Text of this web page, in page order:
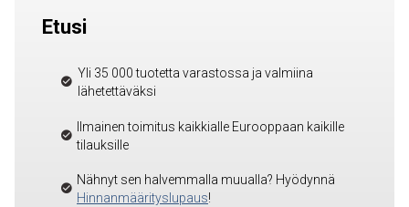
Etusi
Yli 35 000 tuotetta varastossa ja valmiina
lähetettäväksi
Ilmainen toimitus kaikkialle Eurooppaan kaikille
tilauksille
Nähnyt sen halvemmalla muualla? Hyödynnä
Hinnanmäärityslupaus!